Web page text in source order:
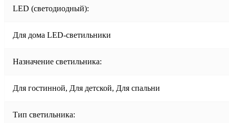
LED (светодиодный):
Для дома LED-светильники
Назначение светильника:
Для гостинной, Для детской, Для спальни
Тип светильника: